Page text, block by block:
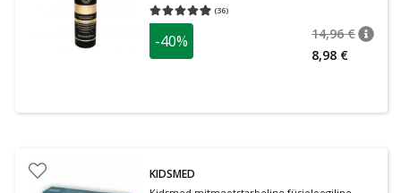
(36)
Keskmine hinnang 4.94
-40% 14,96 €
8,98 €
KIDSMED